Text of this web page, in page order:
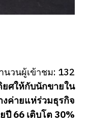
นวนผู้เข้าชม: 132
ยศให้กับนักขายใน
งค่ายแห่ร่วมธุรกิจ
66 เติบโต 30%